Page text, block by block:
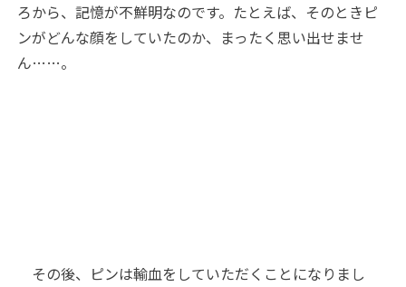
ろから、記憶が不鮮明なのです。たとえば、そのときピ
ンがどんな顔をしていたのか、まったく思い出せませ
ん……。
その後、ピンは輸血をしていただくことになりまし